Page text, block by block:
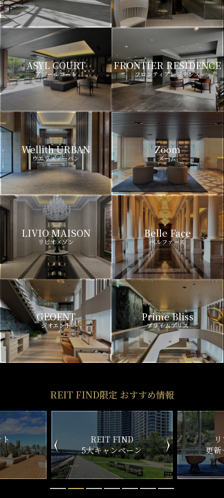
ASYL COURT
アジールコート
FRONTIER RESIDENCE
フロンティアレジデンス
Wellith URBAN
ウエリスアーバン
Zoom
ズーム
LIVIO MAISON
リビオメゾン
Belle Face
ベルファース
GEOENT
ジオエント
Prime Bliss
プライムブリス
REIT FIND限定 おすすめ情報
ン
リアルタイム
更新一覧チェック
新